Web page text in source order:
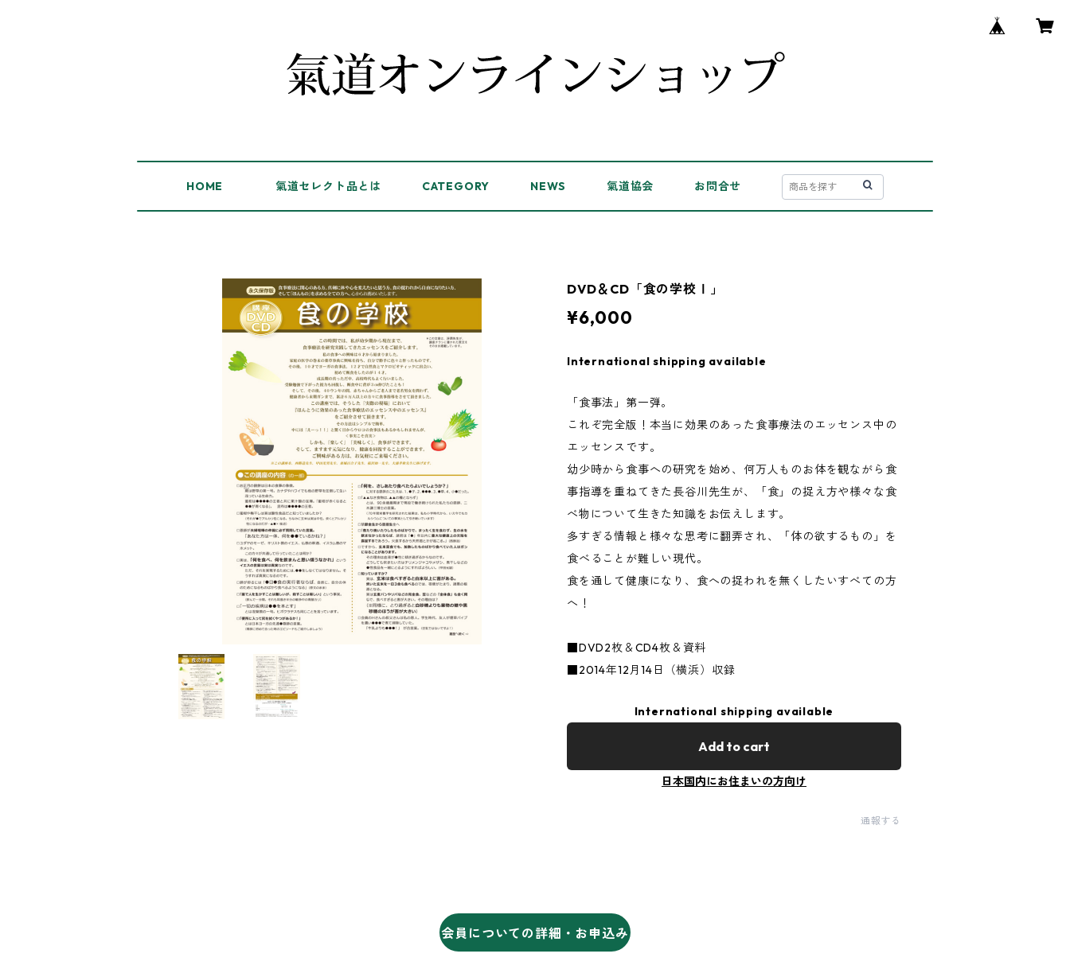
HOME 氣道セレクト品とは CATEGORY NEWS 氣道協会 お問合せ
DVD＆CD「食の学校Ⅰ」
¥6,000
International shipping available
「食事法」第一弾。
これぞ完全版！本当に効果のあった食事療法のエッセンス中の
エッセンスです。
幼少時から食事への研究を始め、何万人ものお体を観ながら食
事指導を重ねてきた長谷川先生が、「食」の捉え方や様々な食
べ物について生きた知識をお伝えします。
多すぎる情報と様々な思考に翻弄され、「体の欲するもの」を
食べることが難しい現代。
食を通して健康になり、食への捉われを無くしたいすべての方
へ！
■DVD2枚＆CD4枚＆資料
■2014年12月14日（横浜）収録
International shipping available
Add to cart
日本国内にお住まいの方向け
通報する
会員についての詳細・お申込み